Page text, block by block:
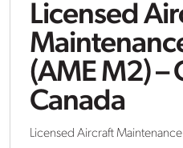
Licensed
(AME M2) –
Canada
Licensed Aircraft